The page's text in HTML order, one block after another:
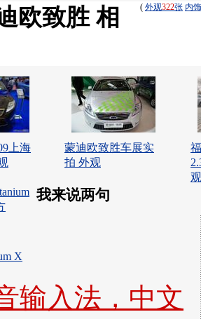
( 外观322张 内饰
欧致胜 相
上海
蒙迪欧致胜车展实
拍 外观
观
X
我来说两句
输入法，中文